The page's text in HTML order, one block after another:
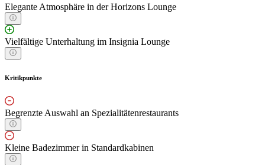
Elegante Atmosphäre in der Horizons Lounge
Vielfältige Unterhaltung im Insignia Lounge
Kritikpunkte
Begrenzte Auswahl an Spezialitätenrestaurants
Kleine Badezimmer in Standardkabinen